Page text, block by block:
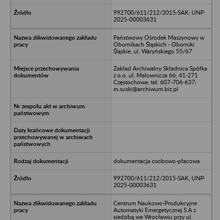
992700/611/212/2015-SAK; UNP:
2025-00003631
Państwowy Ośrodek Maszynowy w
Obornikach Śląskich - Oborniki
Śląskie, ul. Waryńskiego 55/67
Zakład Archiwalny Składnica Spółka
z o.o. ul. Malownicza 66; 41-271
Częstochowa; tel. 607-706-637;
m.suski@archiwum.biz.pl
dokumentacja osobowo-płacowa
992700/611/212/2015-SAK; UNP:
2025-00003631
Centrum Naukowo-Produkcyjne
Automatyki Emergetycznej S.A z
siedzibą we Wrocławiu przy ul.